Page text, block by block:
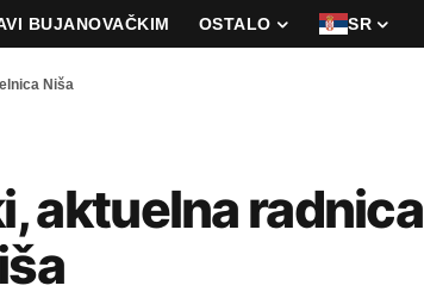
BUJANOVAČKIM OSTALO SR
Niša
aktuelna radnica